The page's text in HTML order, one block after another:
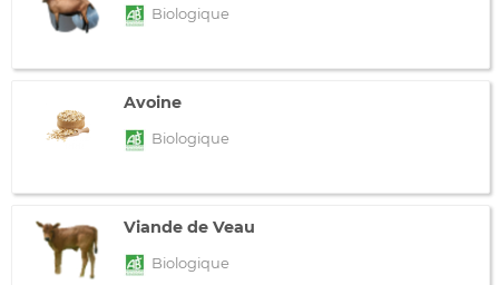
Biologique
Avoine
Biologique
Viande de Veau
Biologique